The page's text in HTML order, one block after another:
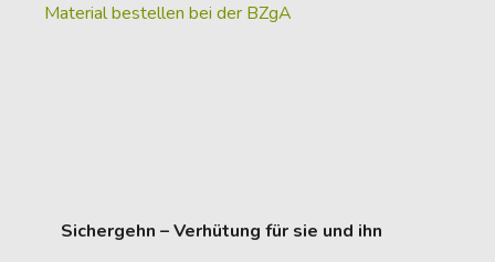
Material bestellen bei der BZgA
Sichergehn – Verhütung für sie und ihn